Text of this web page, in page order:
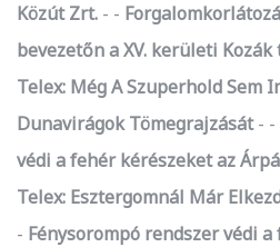
Közút Zrt.
-
bevezetőn a XV. kerületi
Telex: Még A Szuperhold Sem
Dunavirágok Tömegrajzását
-
védi a fehér kérészeket az
Telex: Esztergomnál Már
- Fénysorompó rendszer védi